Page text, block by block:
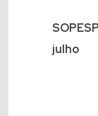
julho